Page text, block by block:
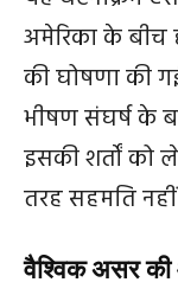
अमेरिका के बीच
की घोषणा की
भीषण संघर्ष के
इसकी शर्तों को
तरह सहमति
वैश्विक असर